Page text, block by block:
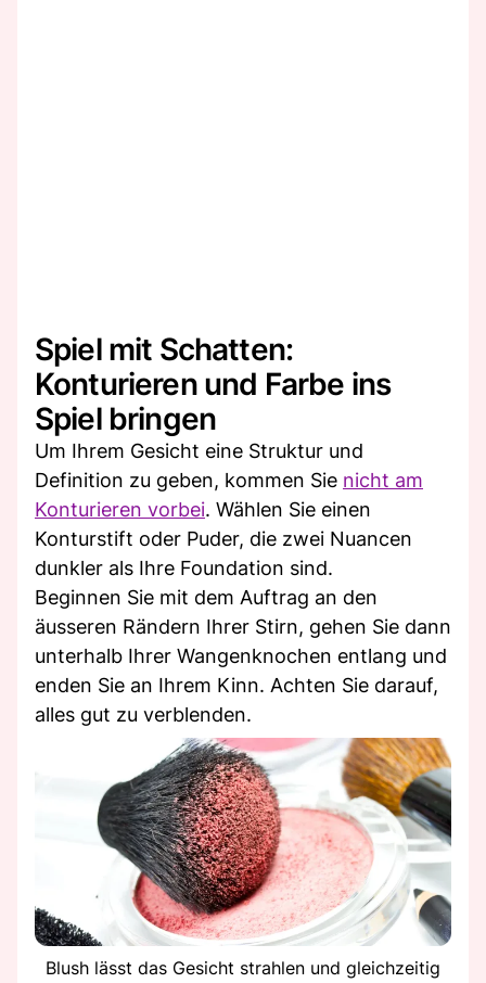
Spiel mit Schatten:
Konturieren und Farbe ins
Spiel bringen
Um Ihrem Gesicht eine Struktur und
Definition zu geben, kommen Sie nicht am
Konturieren vorbei. Wählen Sie einen
Konturstift oder Puder, die zwei Nuancen
dunkler als Ihre Foundation sind.
Beginnen Sie mit dem Auftrag an den
äusseren Rändern Ihrer Stirn, gehen Sie dann
unterhalb Ihrer Wangenknochen entlang und
enden Sie an Ihrem Kinn. Achten Sie darauf,
alles gut zu verblenden.
Blush lässt das Gesicht strahlen und gleichzeitig